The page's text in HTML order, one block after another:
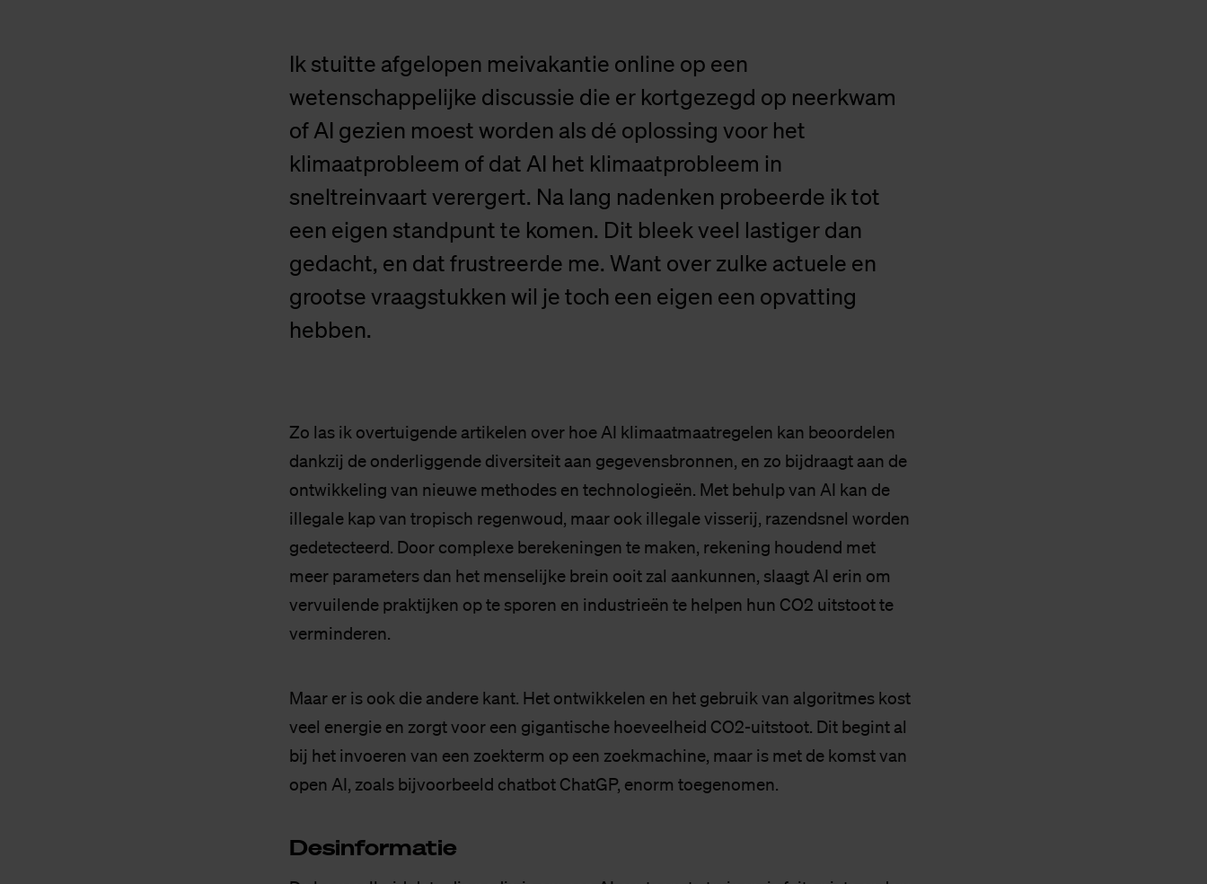
Ik stuitte afgelopen meivakantie online op een
wetenschappelijke discussie die er kortgezegd op neerkwam
of AI gezien moest worden als dé oplossing voor het
klimaatprobleem of dat AI het klimaatprobleem in
sneltreinvaart verergert. Na lang nadenken probeerde ik tot
een eigen standpunt te komen. Dit bleek veel lastiger dan
gedacht, en dat frustreerde me. Want over zulke actuele en
grootse vraagstukken wil je toch een eigen een opvatting
hebben.
Zo las ik overtuigende artikelen over hoe AI klimaatmaatregelen kan beoordelen
dankzij de onderliggende diversiteit aan gegevensbronnen, en zo bijdraagt aan de
ontwikkeling van nieuwe methodes en technologieën. Met behulp van AI kan de
illegale kap van tropisch regenwoud, maar ook illegale visserij, razendsnel worden
gedetecteerd. Door complexe berekeningen te maken, rekening houdend met
meer parameters dan het menselijke brein ooit zal aankunnen, slaagt AI erin om
vervuilende praktijken op te sporen en industrieën te helpen hun CO2 uitstoot te
verminderen.
Maar er is ook die andere kant. Het ontwikkelen en het gebruik van algoritmes kost
veel energie en zorgt voor een gigantische hoeveelheid CO2-uitstoot. Dit begint al
bij het invoeren van een zoekterm op een zoekmachine, maar is met de komst van
open AI, zoals bijvoorbeeld chatbot ChatGP, enorm toegenomen.
Des­in­for­ma­tie